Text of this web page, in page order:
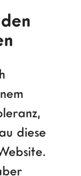
diese